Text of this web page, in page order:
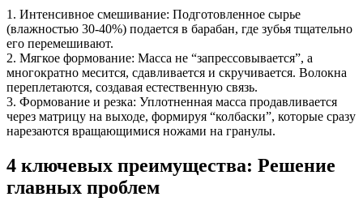
1. Интенсивное смешивание: Подготовленное сырье
(влажностью 30-40%) подается в барабан, где зубья тщательно
его перемешивают.
2. Мягкое формование: Масса не “запрессовывается”, а
многократно месится, сдавливается и скручивается. Волокна
переплетаются, создавая естественную связь.
3. Формование и резка: Уплотненная масса продавливается
через матрицу на выходе, формируя “колбаски”, которые сразу
нарезаются вращающимися ножами на гранулы.
4 ключевых преимущества: Решение
главных проблем